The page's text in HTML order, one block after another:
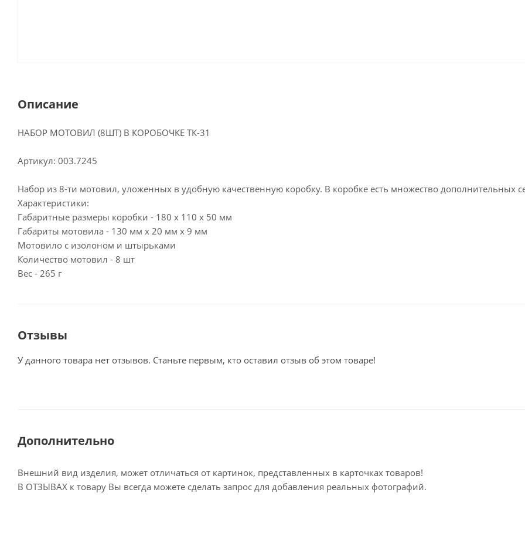
Описание
НАБОР МОТОВИЛ (8ШТ) В КОРОБОЧКЕ ТК-31
Артикул: 003.7245
Набор из 8-ти мотовил, уложенных в удобную качественную коробку. В коробке есть множество дополнительных
Характеристики:
Габаритные размеры коробки - 180 х 110 х 50 мм
Габариты мотовила - 130 мм х 20 мм х 9 мм
Мотовило с изолоном и штырьками
Количество мотовил - 8 шт
Вес - 265 г
Отзывы
У данного товара нет отзывов. Станьте первым, кто оставил отзыв об этом товаре!
Дополнительно
Внешний вид изделия, может отличаться от картинок, представленных в карточках товаров!
В ОТЗЫВАХ к товару Вы всегда можете сделать запрос для добавления реальных фотографий.